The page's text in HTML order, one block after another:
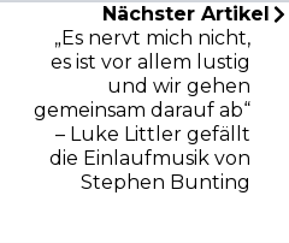
Nächster Artikel
„Es nervt mich nicht,
es ist vor allem lustig
und wir gehen
gemeinsam darauf ab“
– Luke Littler gefällt
die Einlaufmusik von
Stephen Bunting